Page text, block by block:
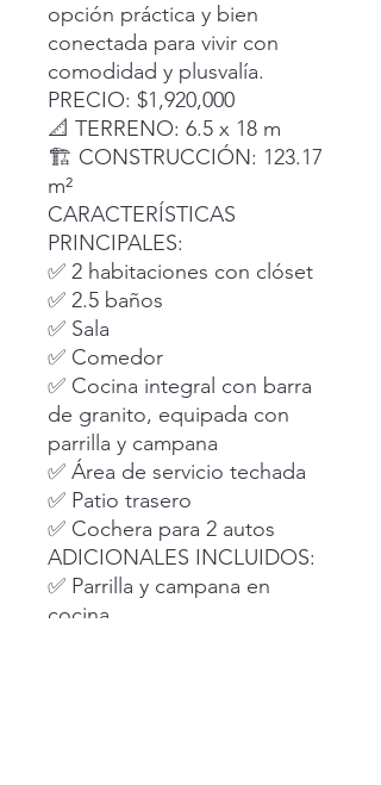
opción práctica y bien
conectada para vivir con
comodidad y plusvalía.
PRECIO: $1,920,000
📐 TERRENO: 6.5 x 18 m
🏗 CONSTRUCCIÓN: 123.17
m²
CARACTERÍSTICAS
PRINCIPALES:
✅ 2 habitaciones con clóset
✅ 2.5 baños
✅ Sala
✅ Comedor
✅ Cocina integral con barra
de granito, equipada con
parrilla y campana
✅ Área de servicio techada
✅ Patio trasero
✅ Cochera para 2 autos
ADICIONALES INCLUIDOS:
✅ Parrilla y campana en
cocina